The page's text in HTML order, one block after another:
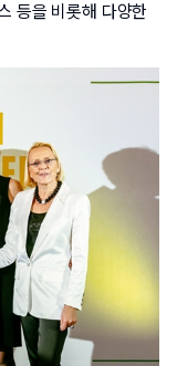
등을 비롯해 다양한